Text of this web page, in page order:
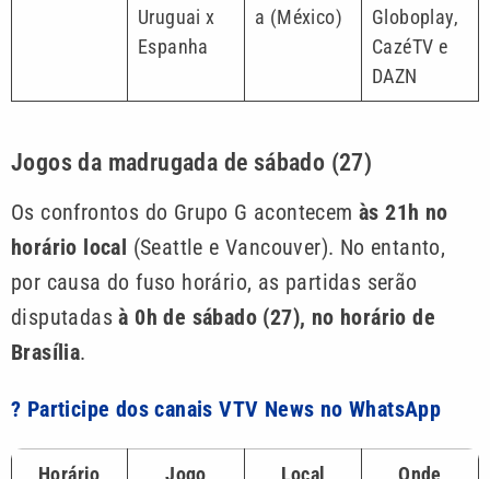
Uruguai x
Espanha
a (México)
Globoplay,
CazéTV e
DAZN
Jogos da madrugada de sábado (27)
Os confrontos do Grupo G acontecem às 21h no
horário local (Seattle e Vancouver). No entanto,
por causa do fuso horário, as partidas serão
disputadasà 0h de sábado (27), no horário de
Brasília.
? Participe dos canais VTV News no WhatsApp
Horário
Jogo Local
Onde